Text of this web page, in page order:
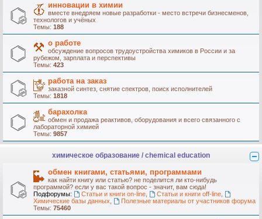
инновации в химии
вместе внедряем новые разработки - место встречи бизнесменов,
технологов и учёных
Темы: 188
о работе
обсуждение вопросов трудоустройства химиков в России и за
рубежом, зарплата и перспективы
Темы: 423
работа на заказ
заказной синтез, снятие спектров, поиск исполнителей
Темы: 1818
барахолка
обмен и продажа реактивов, оборудования и всего связанного с
лабораторной химией
Темы: 9857
химическое образование / chemical education
обмен книгами, статьями, программами
как найти книгу или статью? не поделится ли кто-нибудь
программой? если у вас такой вопрос - значит, вам сюда!
Подфорумы:
Статьи и книги on-line, Статьи и книги off-line,
Химические базы данных
Полезные материалы от участников форума
Темы: 75460